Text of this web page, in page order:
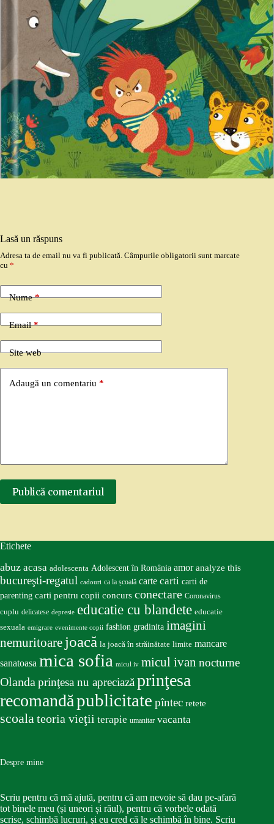
Lasă un răspuns
Adresa ta de email nu va fi publicată. Câmpurile obligatorii sunt marcate
cu *
Nume*
Email*
Site web
Adaugă un comentariu *
Publică comentariul
Etichete
abuz acasa adolescenta Adolescent în România amor analyze this
bucureşti-regatul cadouri ca la școală carte carti carti de
parenting carti pentru copii concurs conectare Coronavirus
cuplu delicatese depresie educatie cu blandete educatie
sexuala emigrare evenimente copii fashion gradinita imagini
nemuritoare joacă la joacă în străinătate limite mancare
sanatoasa mica sofia micul iv micul ivan nocturne
Olandaprinţesa nu apreciazăprinţesa
recomandăpublicitate pîntec retete
scoalateoria vieţii terapie umanitar vacanta
Despre mine
Scriu pentru că mă ajută, pentru că am nevoie să dau pe-afară
tot binele meu (și uneori și răul), pentru că vorbele odată
scrise, schimbă lucruri, și eu cred că le schimbă în bine. Scriu